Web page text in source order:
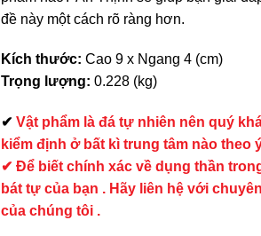
đề này một cách rõ ràng hơn.
Kích thước:Cao 9 x Ngang 4 (cm)
Trọng lượng: 0.228 (kg)
✔Vật phẩm là đá tự nhiên nên quý
kiểm định ở bất kì trung tâm nào theo
✔ Để biết chính xác về dụng thần
bát tự của bạn . Hãy liên hệ với
của chúng tôi .